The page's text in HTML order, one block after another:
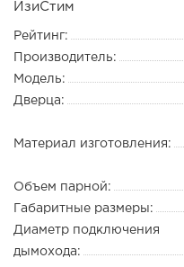
ИзиСтим
Рейтинг:
Производитель:
Модель:
Дверца:
Материал изготовления:
Объем парной:
Габаритные размеры:
Диаметр подключения
дымохода: